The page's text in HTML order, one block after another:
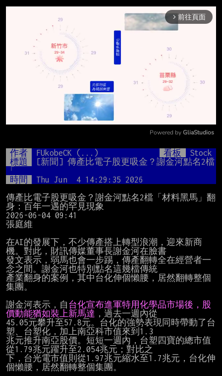
arrow_forward_ios 前往頁面
Mute
Powered by GliaStudios
作者 FUkobeCK (...) 看板
Stock
標題
[新聞] 傳產比電子股更吸金？謝金河點名2檔
「
時間
Thu Jun  4 14:29:35 2026
傳產比電子股更吸金？謝金河點名2檔「材料黑馬」翻
身：百年一遇的罕見現象
2026-06-04 09:41
張庭維
在AI的發展下，不少傳產搭上轉型浪潮，迎來新商
機。對此，財訊傳媒董事長謝金河在臉書
發文表示，弱馬也會一步踢，傳產翻轉全在經營者一
念之間。謝金河也特別點名這幾檔傳統
產業翻身的案例，其中台化伸個懶腰，居然翻轉整個
集團。
謝金河表示，自 台化宣布進軍特用化學品市場後，股
價動能猶如裝上新馬達 ，過去一週內從
45.05元攀升至57.8元。台化的強勢表現同時帶動了台
塑、台塑化，加上南亞科市值來到1.3
兆元推升南亞股價。短短一週內，台塑四寶的總市值
從1.79兆元躍升至2.054兆元；對比之
下，台光電市值則從1.97兆元縮水至1.7兆元，台化伸
個懶腰，居然翻轉整個集團。